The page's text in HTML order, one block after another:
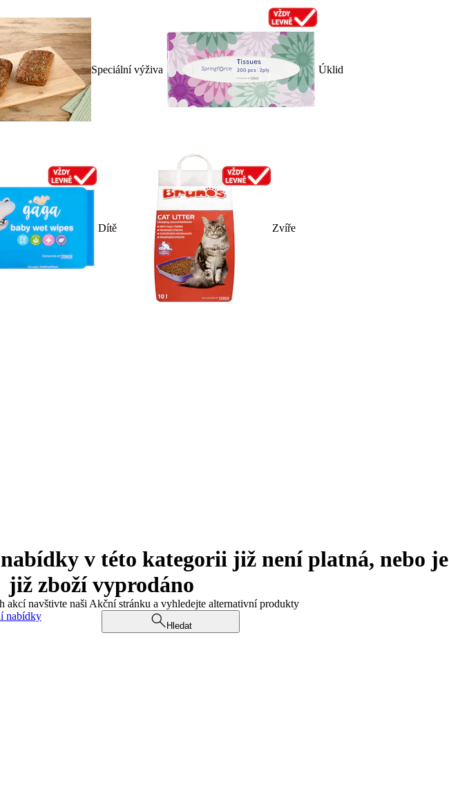
Speciální výživa Úklid
Dítě Zvíře
v této kategorii již není platná, nebo je
již zboží vyprodáno
akcí navštivte naši Akční stránku a vyhledejte alternativní produkty
nabídky
Hledat